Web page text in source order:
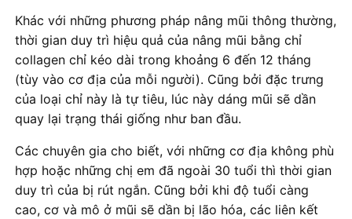
Khác với những phương pháp nâng mũi thông thường,
thời gian duy trì hiệu quả của nâng mũi bằng chỉ
collagen chỉ kéo dài trong khoảng 6 đến 12 tháng
(tùy vào cơ địa của mỗi người). Cũng bởi đặc trưng
của loại chỉ này là tự tiêu, lúc này dáng mũi sẽ dần
quay lại trạng thái giống như ban đầu.
Các chuyên gia cho biết, với những cơ địa không phù
hợp hoặc những chị em đã ngoài 30 tuổi thì thời gian
duy trì của bị rút ngắn. Cũng bởi khi độ tuổi càng
cao, cơ và mô ở mũi sẽ dần bị lão hóa, các liên kết